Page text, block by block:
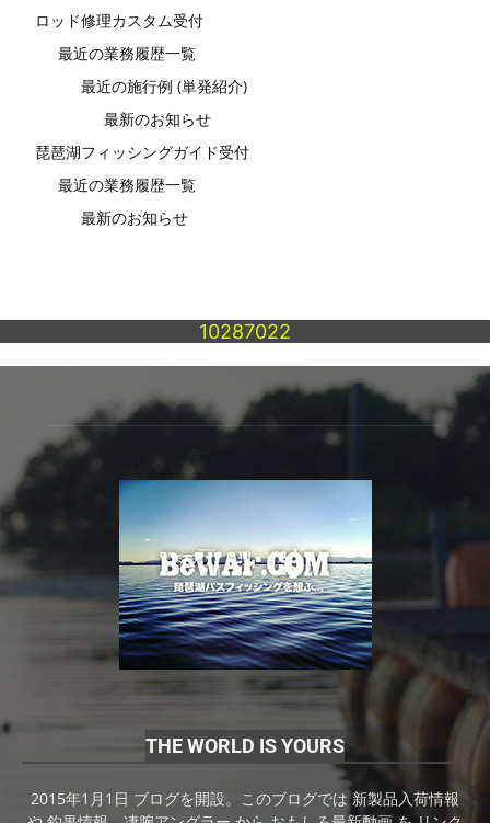
ロッド修理カスタム受付
最近の業務履歴一覧
最近の施行例 (単発紹介)
最新のお知らせ
琵琶湖フィッシングガイド受付
最近の業務履歴一覧
最新のお知らせ
10287022
THE WORLD IS YOURS
2015年1月1日 ブログを開設。このブログでは 新製品入荷情報